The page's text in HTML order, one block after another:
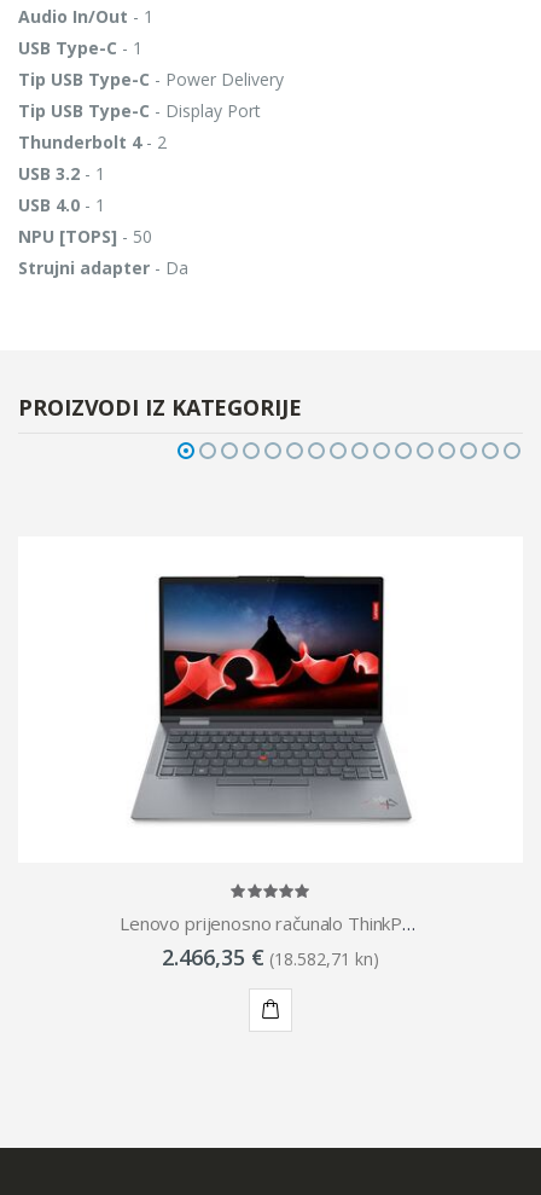
Audio In/Out - 1
USB Type-C - 1
Tip USB Type-C - Power Delivery
Tip USB Type-C - Display Port
Thunderbolt 4- 2
USB 3.2 - 1
USB 4.0 - 1
NPU [TOPS] - 50
Strujni adapter - Da
PROIZVODI IZ KATEGORIJE
Lenovo prijenosno računalo ThinkPad X1 Yoga Gen 8, 21HQ002RSC
2.466,35 € (18.582,71 kn)